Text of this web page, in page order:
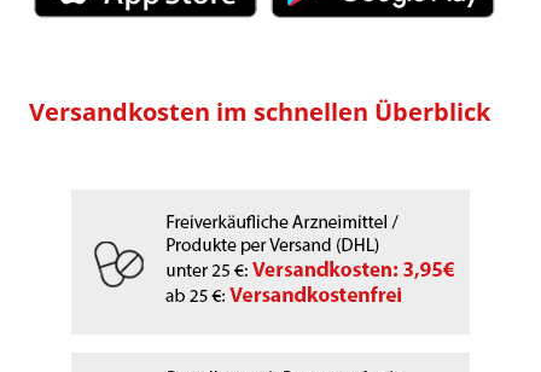
Versandkosten im schnellen Überblick